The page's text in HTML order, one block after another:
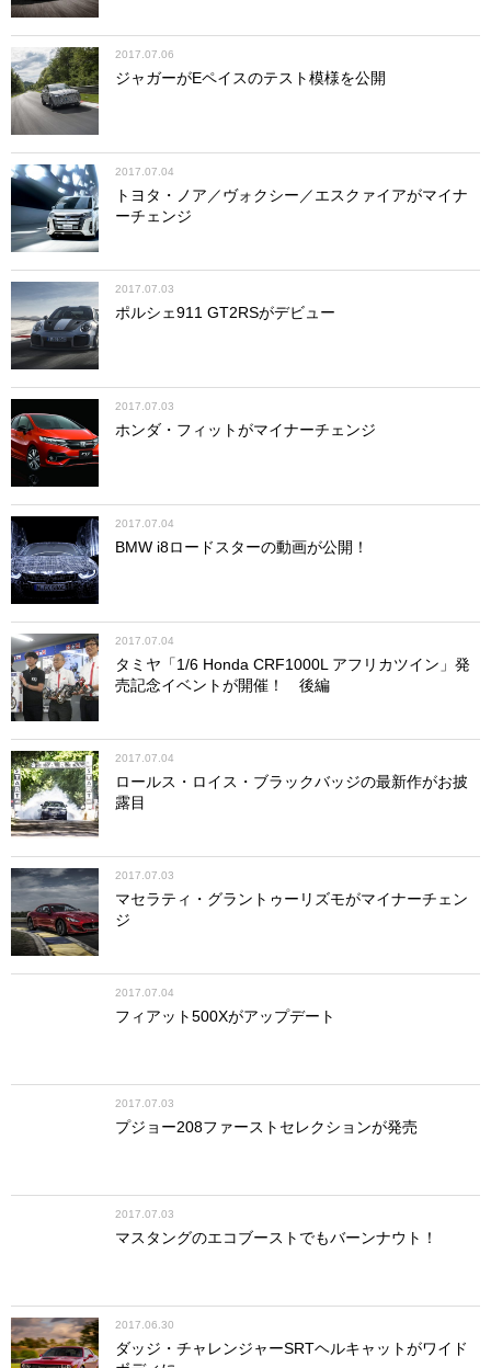
2017.07.06
ジャガーがEペイスのテスト模様を公開
2017.07.04
トヨタ・ノア／ヴォクシー／エスクァイアがマイナ
ーチェンジ
2017.07.03
ポルシェ911 GT2RSがデビュー
2017.07.03
ホンダ・フィットがマイナーチェンジ
2017.07.04
BMW i8ロードスターの動画が公開！
2017.07.04
タミヤ「1/6 Honda CRF1000L アフリカツイン」発
売記念イベントが開催！ 後編
2017.07.04
ロールス・ロイス・ブラックバッジの最新作がお披
露目
2017.07.03
マセラティ・グラントゥーリズモがマイナーチェン
ジ
2017.07.04
フィアット500Xがアップデート
2017.07.03
プジョー208ファーストセレクションが発売
2017.07.03
マスタングのエコブーストでもバーンナウト！
2017.06.30
ダッジ・チャレンジャーSRTヘルキャットがワイド